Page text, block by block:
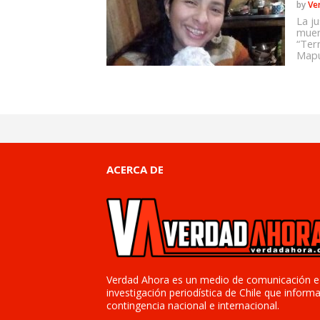
by
La
ACERCA DE
Verdad Ahora es un medio de comunicación e
investigación periodística de Chile que
contingencia nacional e internacional.